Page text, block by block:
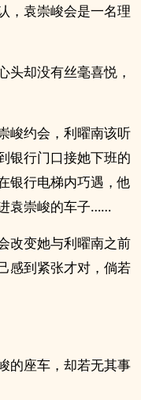
，袁崇峻会是一名理
头却没有丝毫喜悦，
峻约会，利曜南该听
银行门口接她下班的
银行电梯内巧遇，他
袁崇峻的车子……
改变她与利曜南之前
感到紧张才对，倘若
的座车，却若无其事